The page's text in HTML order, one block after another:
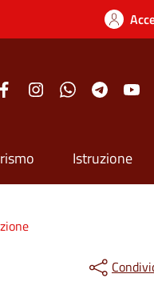
FacebookInstagramWhatsappTelegram
Istruzione